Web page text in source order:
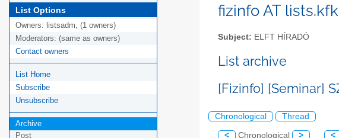
List Options
Owners: listsadm, (1 owners)
Moderators: (same as owners)
Contact owners
List Home
Subscribe
Unsubscribe
Archive
Post
fizinfo AT
Subject: ELFT HÍRADÓ
List archive
[Fizinfo] [Seminar]
Chronological Thread
< Chronological > <